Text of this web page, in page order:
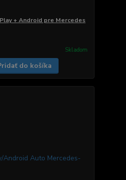
+ Android pre Mercedes
Skladom
do košíka